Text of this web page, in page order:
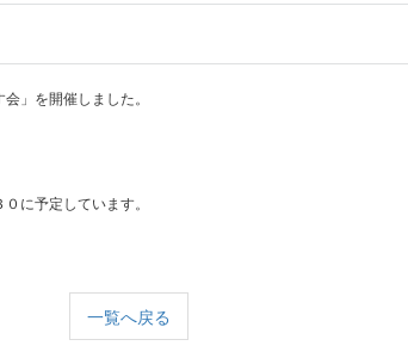
」を開催しました。
に予定しています。
一覧へ戻る